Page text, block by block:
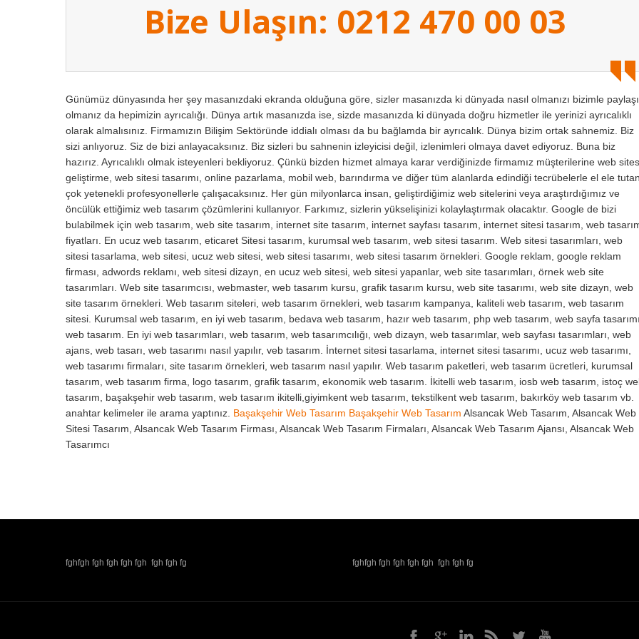
Bize Ulaşın: 0212 470 00 03
Günümüz dünyasında her şey masanızdaki ekranda olduğuna göre, sizler masanızda ki dünyada nasıl olmanızı bizimle
olmanız da hepimizin ayrıcalığı. Dünya artık masanızda ise, sizde masanızda ki dünyada doğru hizmetler ile yerinizi ayrıcalıklı
olarak almalısınız. Firmamızın Bilişim Sektöründe iddialı olması da bu bağlamda bir ayrıcalık. Dünya bizim ortak sahnemiz. Biz
sizi anlıyoruz. Siz de bizi anlayacaksınız. Biz sizleri bu sahnenin izleyicisi değil, izlenimleri olmaya davet ediyoruz. Buna biz
hazırız. Ayrıcalıklı olmak isteyenleri bekliyoruz. Çünkü bizden hizmet almaya karar verdiğinizde firmamız müşterilerine web
geliştirme, web sitesi tasarımı, online pazarlama, mobil web, barındırma ve diğer tüm alanlarda edindiği tecrübelerle el ele tutan
çok yetenekli profesyonellerle çalışacaksınız. Her gün milyonlarca insan, geliştirdiğimiz web sitelerini veya araştırdığımız ve
öncülük ettiğimiz web tasarım çözümlerini kullanıyor. Farkımız, sizlerin yükselişinizi kolaylaştırmak olacaktır. Google de bizi
bulabilmek için web tasarım, web site tasarım, internet site tasarım, internet sayfası tasarım, internet sitesi tasarım, web
fiyatları. En ucuz web tasarım, eticaret Sitesi tasarım, kurumsal web tasarım, web sitesi tasarım. Web sitesi tasarımları, web
sitesi tasarlama, web sitesi, ucuz web sitesi, web sitesi tasarımı, web sitesi tasarım örnekleri. Google reklam, google reklam
firması, adwords reklamı, web sitesi dizayn, en ucuz web sitesi, web sitesi yapanlar, web site tasarımları, örnek web site
tasarımları. Web site tasarımcısı, webmaster, web tasarım kursu, grafik tasarım kursu, web site tasarımı, web site dizayn, web
site tasarım örnekleri. Web tasarım siteleri, web tasarım örnekleri, web tasarım kampanya, kaliteli web tasarım, web tasarım
sitesi. Kurumsal web tasarım, en iyi web tasarım, bedava web tasarım, hazır web tasarım, php web tasarım, web sayfa
web tasarım. En iyi web tasarımları, web tasarım, web tasarımcılığı, web dizayn, web tasarımlar, web sayfası tasarımları, web
ajans, web tasarı, web tasarımı nasıl yapılır, veb tasarım. İnternet sitesi tasarlama, internet sitesi tasarımı, ucuz web tasarımı,
web tasarımı firmaları, site tasarım örnekleri, web tasarım nasıl yapılır. Web tasarım paketleri, web tasarım ücretleri, kurumsal
tasarım, web tasarım firma, logo tasarım, grafik tasarım, ekonomik web tasarım. İkitelli web tasarım, iosb web tasarım, istoç
tasarım, başakşehir web tasarım, web tasarım ikitelli,giyimkent web tasarım, tekstilkent web tasarım, bakırköy web tasarım vb.
anahtar kelimeler ile arama yaptınız. Başakşehir Web Tasarım Başakşehir Web Tasarım Alsancak Web Tasarım, Alsancak Web
Sitesi Tasarım, Alsancak Web Tasarım Firması, Alsancak Web Tasarım Firmaları, Alsancak Web Tasarım Ajansı, Alsancak Web
Tasarımcı
fghfgh fgh fgh fgh fgh fgh fgh fg fghfgh fgh fgh fgh fgh fgh fgh fg